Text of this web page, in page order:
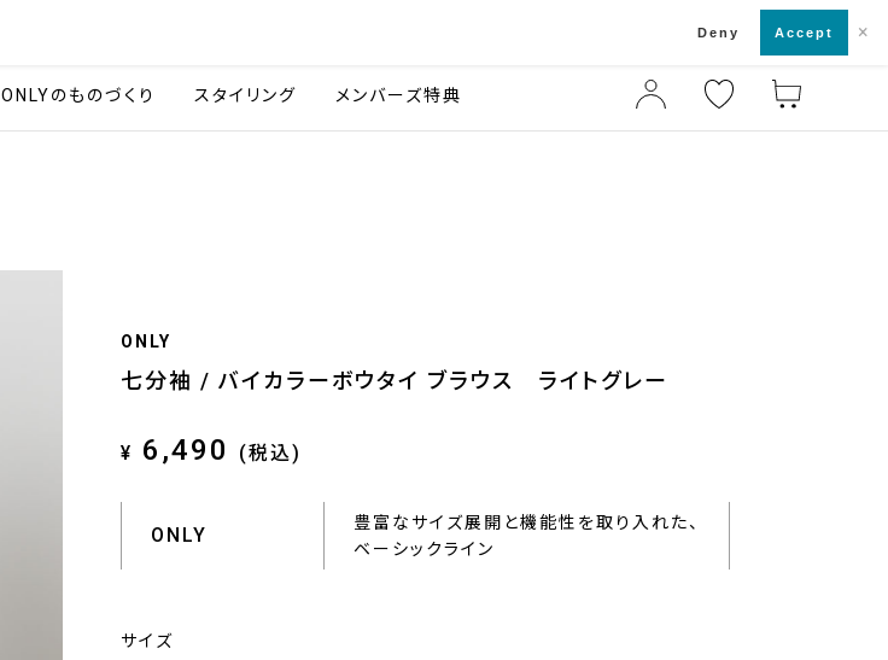
ONLYのものづくり スタイリング メンバーズ特典
ONLY
七分袖 / バイカラーボウタイ ブラウス ライトグレー
¥ 6,490 (税込)
ONLY
豊富なサイズ展開と機能性を取り入れた、
ベーシックライン
サイズ
Deny Accept ×